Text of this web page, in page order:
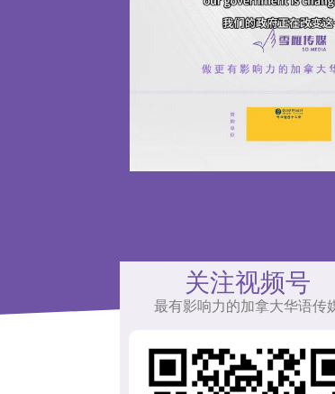
关注视频号
最有影响力的加拿大华语传